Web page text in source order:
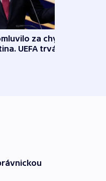
za chyby a
UEFA trvá na